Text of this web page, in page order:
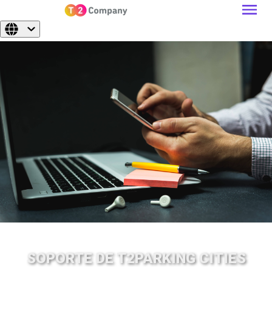
SOPORTE DE T2PARKING CITIES